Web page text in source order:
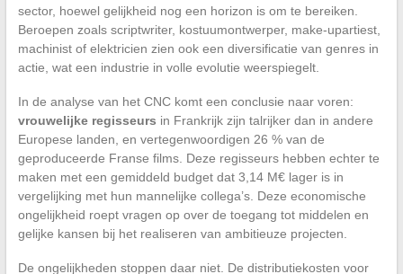
sector, hoewel gelijkheid nog een horizon is om te bereiken.
Beroepen zoals scriptwriter, kostuumontwerper, make-upartiest,
machinist of elektricien zien ook een diversificatie van genres in
actie, wat een industrie in volle evolutie weerspiegelt.
In de analyse van het CNC komt een conclusie naar voren:
vrouwelijke regisseurs in Frankrijk zijn talrijker dan in andere
Europese landen, en vertegenwoordigen 26 % van de
geproduceerde Franse films. Deze regisseurs hebben echter te
maken met een gemiddeld budget dat 3,14 M€ lager is in
vergelijking met hun mannelijke collega’s. Deze economische
ongelijkheid roept vragen op over de toegang tot middelen en
gelijke kansen bij het realiseren van ambitieuze projecten.
De ongelijkheden stoppen daar niet. De distributiekosten voor